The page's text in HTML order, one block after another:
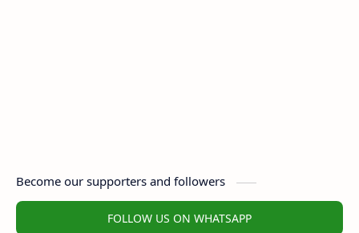
Become our supporters and followers
FOLLOW US ON WHATSAPP